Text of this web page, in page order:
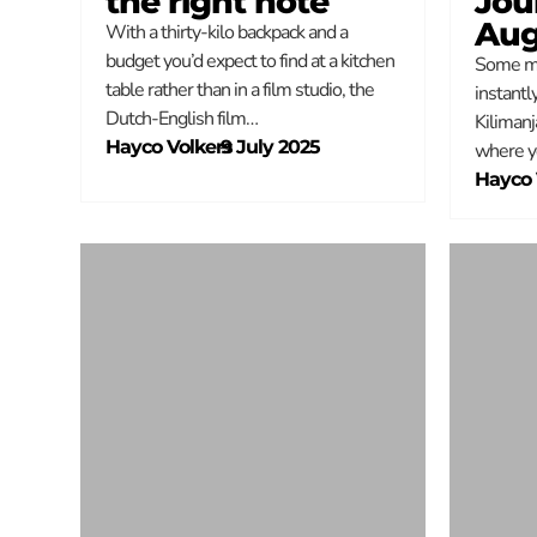
With a thirty-kilo backpack and a
budget you’d expect to find at a kitchen
table rather than in a film studio, the
Dutch-English film…
Hayco Volkers
–
9 July 2025
Some
where
Hayco